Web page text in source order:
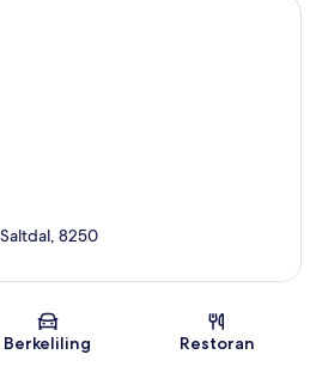
Peta
8250
Berkeliling Restoran